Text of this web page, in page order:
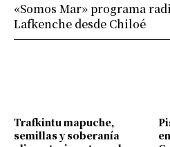
Trafkintu mapuche,
semillas y soberanía
«Somos Mar» programa
Lafkenche desde Chiloé